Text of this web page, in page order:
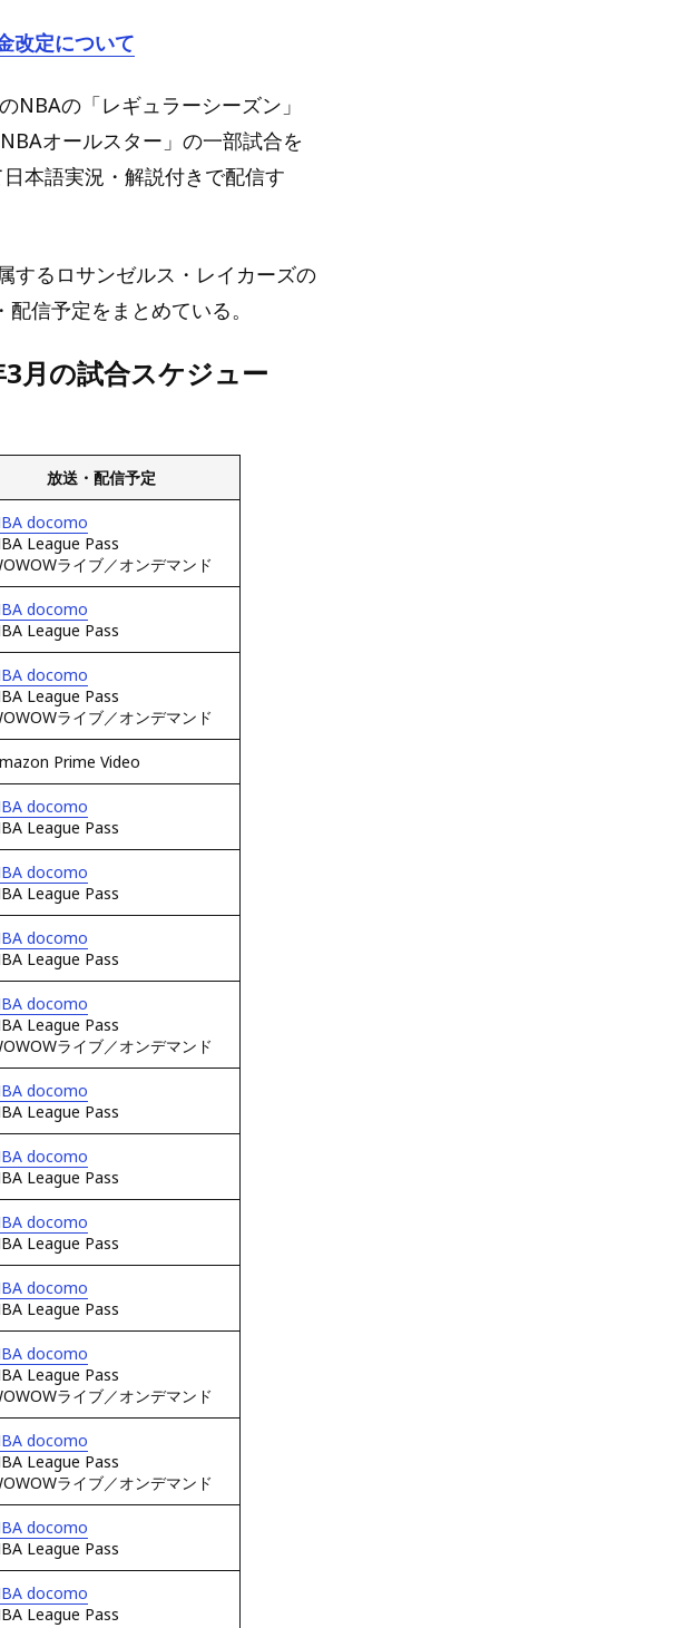
改定について
の「レギュラーシーズン」
オールスター」の一部試合を
本語実況・解説付きで配信す
するロサンゼルス・レイカーズの
信予定をまとめている。
月の試合スケジュー
放送・配信予定
docomo
League Pass
ライブ／オンデマンド
docomo
League Pass
docomo
League Pass
ライブ／オンデマンド
Prime Video
docomo
League Pass
docomo
League Pass
docomo
League Pass
docomo
League Pass
ライブ／オンデマンド
docomo
League Pass
docomo
League Pass
docomo
League Pass
docomo
League Pass
docomo
League Pass
ライブ／オンデマンド
docomo
League Pass
ライブ／オンデマンド
docomo
League Pass
docomo
League Pass